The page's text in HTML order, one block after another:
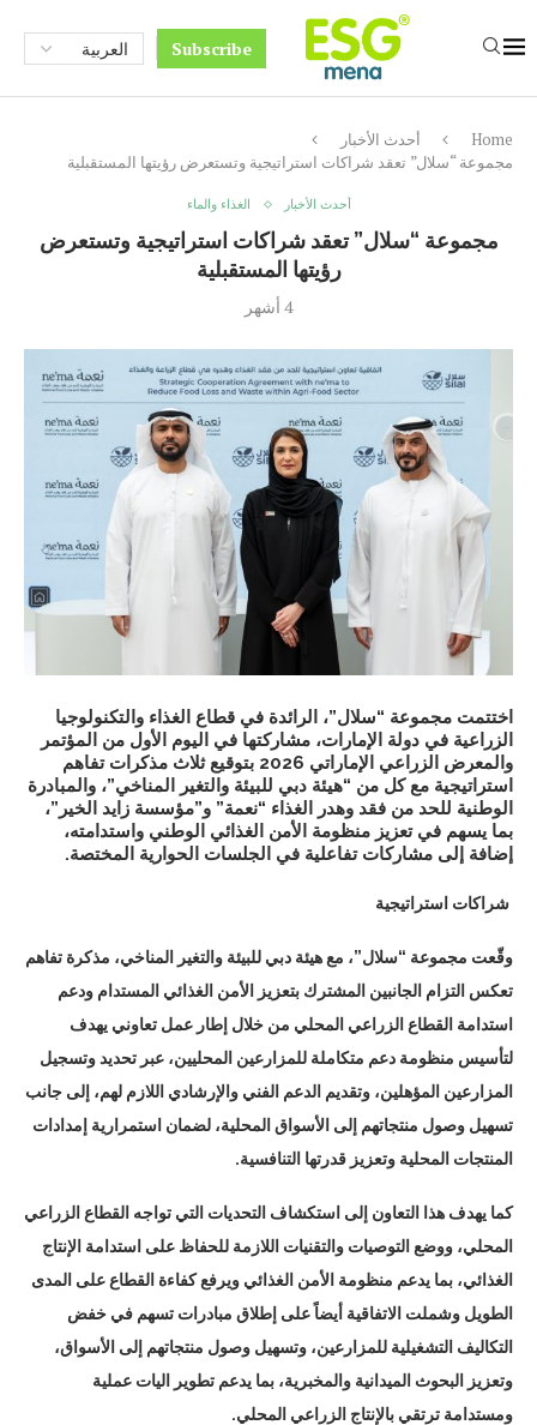
Subscribe
Home
أحدث الأخبار
مجموعة “سلال” تعقد شراكات استراتيجية وتستعرض رؤيتها المستقبلية
أحدث الأخبار الغذاء والماء
مجموعة “سلال” تعقد شراكات استراتيجية وتستعرض
رؤيتها المستقبلية
4 أشهر
اختتمت مجموعة “سلال”، الرائدة في قطاع الغذاء والتكنولوجيا
الزراعية في دولة الإمارات، مشاركتها في اليوم الأول من المؤتمر
والمعرض الزراعي الإماراتي 2026 بتوقيع ثلاث مذكرات تفاهم
استراتيجية مع كل من “هيئة دبي للبيئة والتغير المناخي”، والمبادرة
الوطنية للحد من فقد وهدر الغذاء “نعمة” و”مؤسسة زايد الخير”،
بما يسهم في تعزيز منظومة الأمن الغذائي الوطني واستدامته،
إضافة إلى مشاركات تفاعلية في الجلسات الحوارية المختصة.
شراكات استراتيجية
وقّعت مجموعة “سلال”، مع هيئة دبي للبيئة والتغير المناخي، مذكرة تفاهم
تعكس التزام الجانبين المشترك بتعزيز الأمن الغذائي المستدام ودعم
استدامة القطاع الزراعي المحلي من خلال إطار عمل تعاوني يهدف
لتأسيس منظومة دعم متكاملة للمزارعين المحليين، عبر تحديد وتسجيل
المزارعين المؤهلين، وتقديم الدعم الفني والإرشادي اللازم لهم، إلى جانب
تسهيل وصول منتجاتهم إلى الأسواق المحلية، لضمان استمرارية إمدادات
المنتجات المحلية وتعزيز قدرتها التنافسية.
كما يهدف هذا التعاون إلى استكشاف التحديات التي تواجه القطاع الزراعي
المحلي، ووضع التوصيات والتقنيات اللازمة للحفاظ على استدامة الإنتاج
الغذائي، بما يدعم منظومة الأمن الغذائي ويرفع كفاءة القطاع على المدى
الطويل وشملت الاتفاقية أيضاً على إطلاق مبادرات تسهم في خفض
التكاليف التشغيلية للمزارعين، وتسهيل وصول منتجاتهم إلى الأسواق،
وتعزيز البحوث الميدانية والمخبرية، بما يدعم تطوير اليات عملية
ومستدامة ترتقي بالإنتاج الزراعي المحلي.